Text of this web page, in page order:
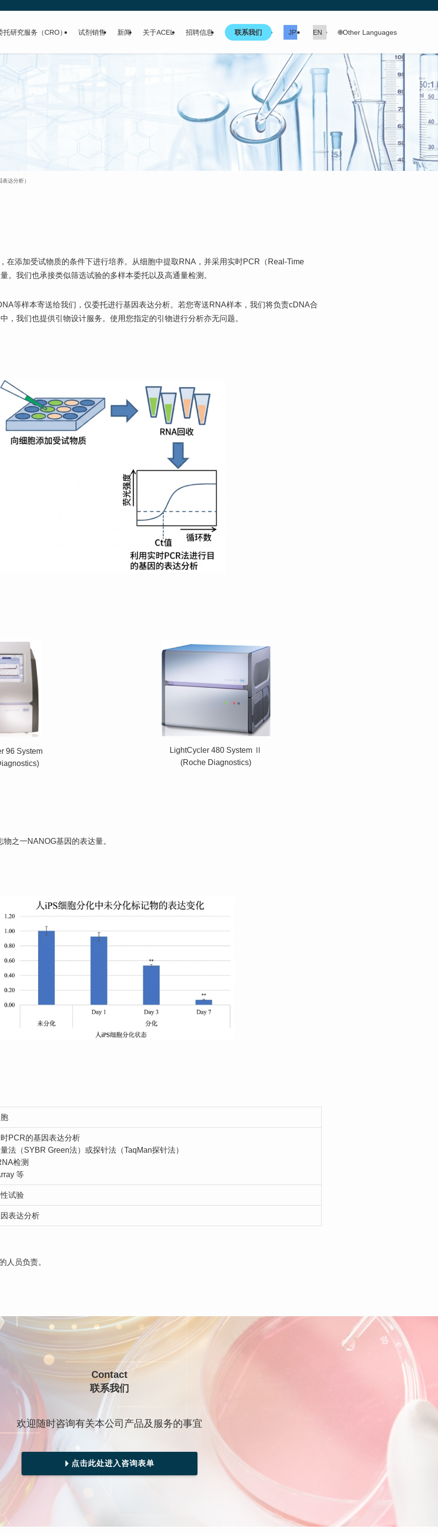
托研究服务（CRO） 试剂销售 新闻 关于ACEL 招聘信息 联系我们 JP EN 🌐Other Languages
达分析）
在添加受试物质的条件下进行培养。从细胞中提取RNA，并采用实时PCR（Real-Time
。我们也承接类似筛选试验的多样本委托以及高通量检测。
等样本寄送给我们，仅委托进行基因表达分析。若您寄送RNA样本，我们将负责cDNA合
，我们也提供引物设计服务。使用您指定的引物进行分析亦无问题。
96 System
LightCycler 480 System Ⅱ
(Roche Diagnostics)
之一NANOG基因的表达量。
PCR的基因表达分析
法（SYBR Green法）或探针法（TaqMan探针法）
检测
等
试验
表达分析
人员负责。
Contact
联系我们
欢迎随时咨询有关本公司产品及服务的事宜
点击此处进入咨询表单